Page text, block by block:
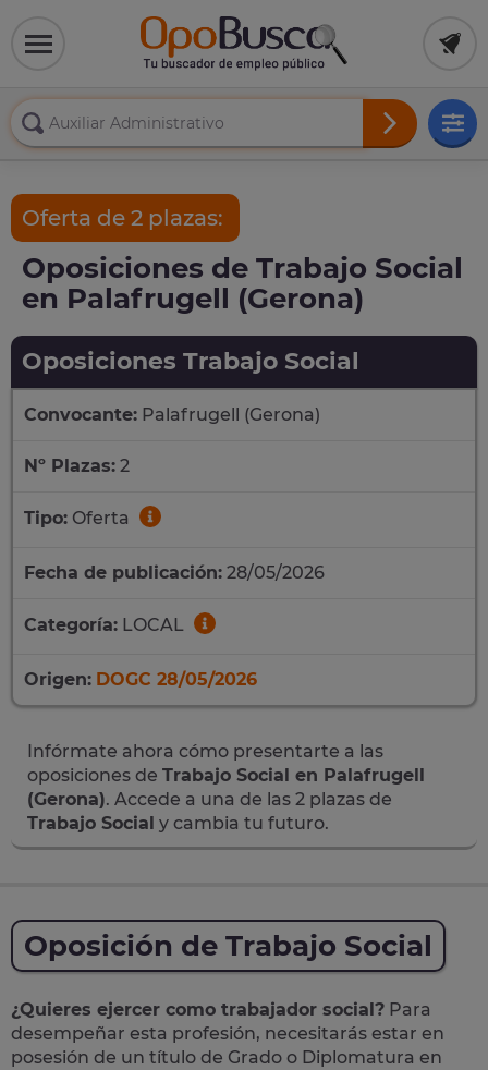
Oferta de 2 plazas:
Oposiciones de Trabajo Social
en Palafrugell (Gerona)
Oposiciones Trabajo Social
Convocante: Palafrugell (Gerona)
Nº Plazas: 2
Tipo: Oferta
Fecha de publicación: 28/05/2026
Categoría: LOCAL
Origen: DOGC 28/05/2026
Infórmate ahora cómo presentarte a las
oposiciones de Trabajo Social en Palafrugell
(Gerona). Accede a una de las 2 plazas de
Trabajo Social y cambia tu futuro.
Oposición de Trabajo Social
¿Quieres ejercer como trabajador social? Para
desempeñar esta profesión, necesitarás estar en
posesión de un título de Grado o Diplomatura en